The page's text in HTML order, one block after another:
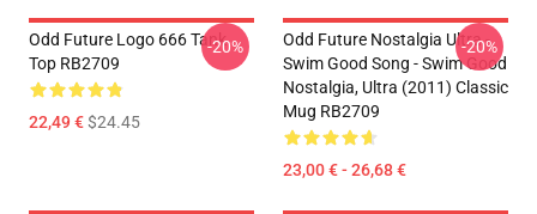
Odd Future Logo 666 Tank
Top RB2709
22,49 €$24.45
-20%
Odd Future Nostalgia Ultra -
Swim Good Song - Swim Good
Nostalgia, Ultra (2011) Classic
Mug RB2709
23,00 € - 26,68 €
-20%